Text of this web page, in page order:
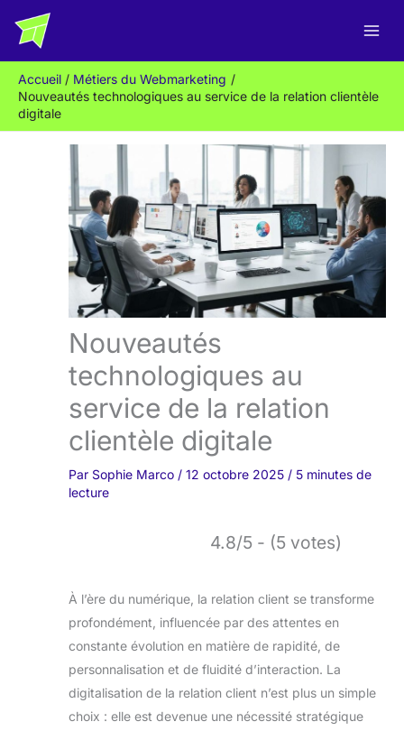
Accueil
Métiers du Webmarketing
Nouveautés technologiques au service de la relation clientèle
digitale
Nouveautés
technologiques au
service de la relation
clientèle digitale
Par Sophie Marco / 12 octobre 2025 / 5 minutes de
lecture
4.8/5 - (5 votes)
À l’ère du numérique, la relation client se transforme
profondément, influencée par des attentes en
constante évolution en matière de rapidité, de
personnalisation et de fluidité d’interaction. La
digitalisation de la relation client n’est plus un simple
choix : elle est devenue une nécessité stratégique
e
c
h
e